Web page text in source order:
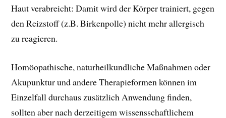
Haut verabreicht: Damit wird der Körper trainiert, gegen
den Reizstoff (z.B. Birkenpolle) nicht mehr allergisch
zu reagieren.
Homöopathische, naturheilkundliche Maßnahmen oder
Akupunktur und andere Therapieformen können im
Einzelfall durchaus zusätzlich Anwendung finden,
sollten aber nach derzeitigem wissensschaftlichem